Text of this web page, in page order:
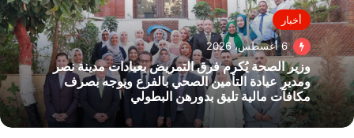
أخبار
6 أغسطس، 2026
وزير الصحة يُكرم فرق التمريض بعيادات مدينة نصر
ومدير عيادة التأمين الصحي بالفرع ويوجه بصرف
مكافآت مالية تليق بدورهن البطولي